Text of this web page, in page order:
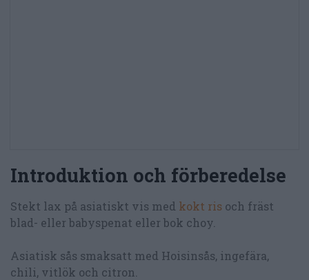
Introduktion och förberedelse
Stekt lax på asiatiskt vis med kokt ris och fräst
blad- eller babyspenat eller bok choy.
Asiatisk sås smaksatt med Hoisinsås, ingefära,
chili, vitlök och citron.